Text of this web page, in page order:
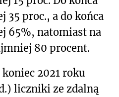
35 proc., a do końca
65%, natomiast na
80 procent.
koniec 2021 roku
liczniki ze zdalną